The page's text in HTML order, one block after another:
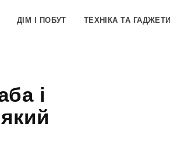
ДІМ І ПОБУТ ТЕХНІКА ТА ГАДЖЕТИ
і